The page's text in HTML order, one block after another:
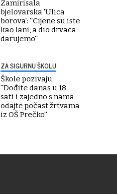
Zamirisala
bjelovarska 'Ulica
borova': ''Cijene su iste
kao lani, a dio drvaca
darujemo''
ZA SIGURNU ŠKOLU
Škole pozivaju:
''Dođite danas u 18
sati i zajedno s nama
odajte počast žrtvama
iz OŠ Prečko''